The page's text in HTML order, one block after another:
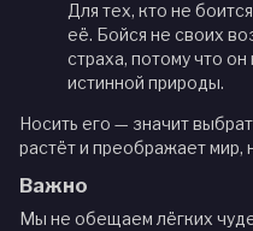
Для тех, кто не
её. Бойся не своих
страха, потому что
истинной природы.
Носить его — значит
растёт и преображает мир,
Важно
Мы не обещаем лёгких